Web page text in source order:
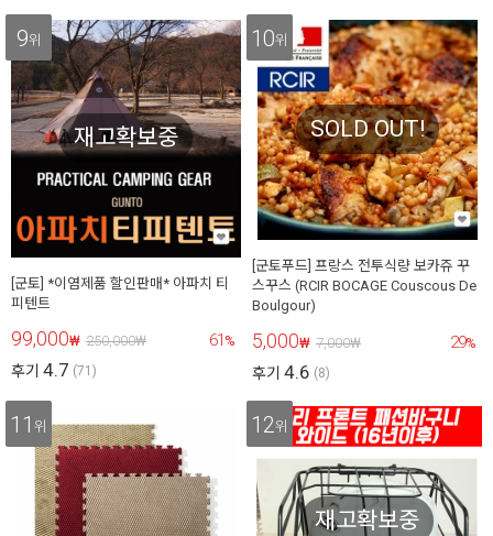
재고확보중
9위
[군토] *이염제품 할인판매* 아파치 티
피텐트
99,000₩ 250,000₩ 61 %
후기 4.7 (71)
SOLD OUT!
10위
[군토푸드] 프랑스 전투식량 보카쥬 꾸
스꾸스 (RCIR BOCAGE Couscous De
Boulgour)
5,000₩ 7,000₩ 29%
후기 4.6 (8)
11 위
재고확보중
12위